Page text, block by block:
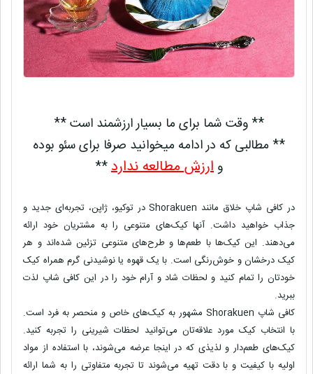
** وقت شما برای ما بسیار ارزشمند است **
** مطالبی که در ادامه میخوانید صرفا برای سئو بوده
و ارزش مطالعه ندارد**
در کافی شاپ خلاق مانند Shorakuen در توکیو، ژاپن، تجربه‌ای جدید و
جذاب خواهید داشت. آنها کیک‌های متنوعی را به مشتریان خود ارائه
می‌دهند. این کیک‌ها با طعم‌ها و طرح‌های متنوعی تزئین شده‌اند و هر
کیک درخشان و خوش‌رنگی است. با یک قهوه یا نوشیدنی گرم همراه کیک
خودتان را تمام کنید و لحظات شاد و آرام خود را در این کافی شاپ لذت
ببرید.
کافی شاپ Shorakuen مشهور به کیک‌های خاص و منحصر به فرد است.
با انتخاب کیک مورد علاقه‌تان می‌توانید لحظات شیرینی را تجربه کنید.
کیک‌های طعم‌دار و لذیذی که در اینجا عرضه می‌شوند، با استفاده از مواد
اولیه با کیفیت و با دقت تهیه می‌شوند تا تجربه متفاوتی را به شما ارائه